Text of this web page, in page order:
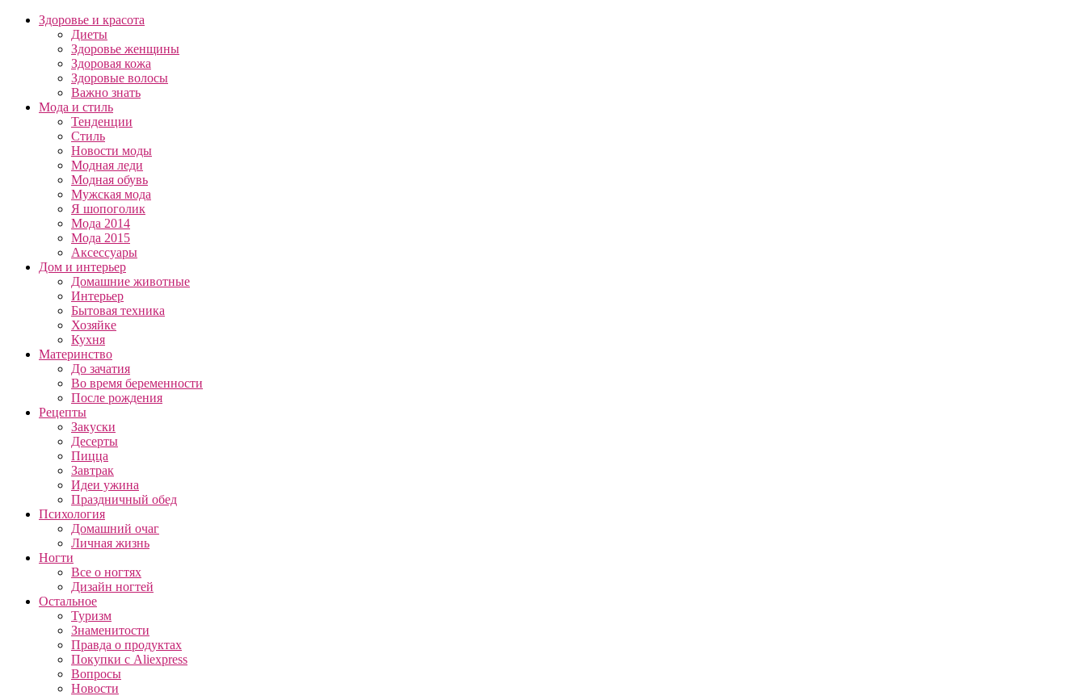
Здоровье и красота
Диеты
Здоровье женщины
Здоровая кожа
Здоровые волосы
Важно знать
Мода и стиль
Тенденции
Стиль
Новости моды
Модная леди
Модная обувь
Мужская мода
Я шопоголик
Мода 2014
Мода 2015
Аксессуары
Дом и интерьер
Домашние животные
Интерьер
Бытовая техника
Хозяйке
Кухня
Материнство
До зачатия
Во время беременности
После рождения
Рецепты
Закуски
Десерты
Пицца
Завтрак
Идеи ужина
Праздничный обед
Психология
Домашний очаг
Личная жизнь
Ногти
Все о ногтях
Дизайн ногтей
Остальное
Туризм
Знаменитости
Правда о продуктах
Покупки с Aliexpress
Вопросы
Новости